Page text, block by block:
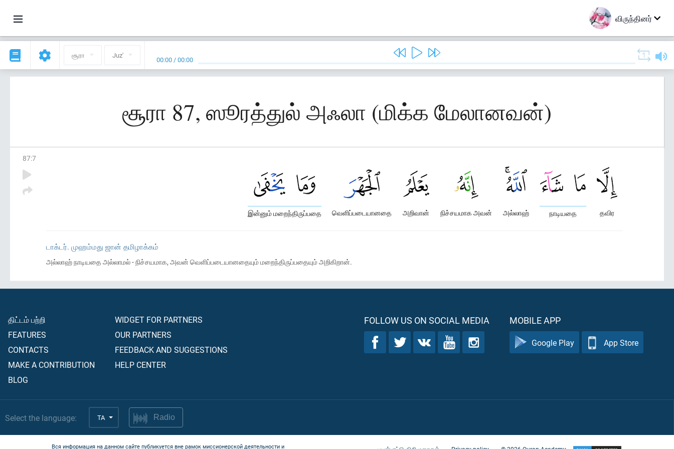
விருந்தினர்
சூரா Juz' 00:00 /00:00
சூரா 87, ஸூரத்துல் அஃலா (மிக்க மேலானவன்)
87:7
தவிர
நாடியதை
அல்லாஹ்
நிச்சயமாக அவன்
அறிவான்
வெளிப்படையானதை
இன்னும் மறைந்திருப்பதை
டாக்டர். முஹம்மது ஜான் தமிழாக்கம்
அல்லாஹ் நாடியதை அல்லாமல் - நிச்சயமாக, அவன் வெளிப்படையானதையும் மறைந்திருப்பதையும் அறிகிறான்.
திட்டம் பற்றி
FEATURES
CONTACTS
MAKE A CONTRIBUTION
BLOG
WIDGET FOR PARTNERS
OUR PARTNERS
FEEDBACK AND SUGGESTIONS
HELP CENTER
FOLLOW US ON SOCIAL MEDIA MOBILE APP
Google Play App Store
Select the language: TA Radio
Вся информация на данном сайте публикуется вне рамок миссионерской деятельности и